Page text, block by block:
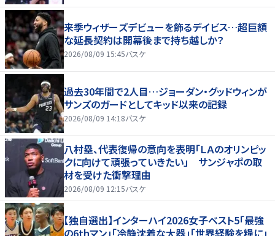
来季ウィザーズデビューを飾るデイビス…超巨額
な延長契約は開幕後まで持ち越しか？
2026/08/09 15:45バスケ
過去30年間で2人目…ジョーダン・グッドウィンが
サンズのガードとしてキッド以来の記録
2026/08/09 14:18バスケ
八村塁、代表復帰の意向を表明「ＬＡのオリンピッ
クに向けて頑張っていきたい」 サンジャポの取
材を受けた衝撃理由
2026/08/09 12:15バスケ
【独自選出】インターハイ2026女子ベスト5「最強
の6thマン」「冷静沈着な大器」「世界経験を糧に」